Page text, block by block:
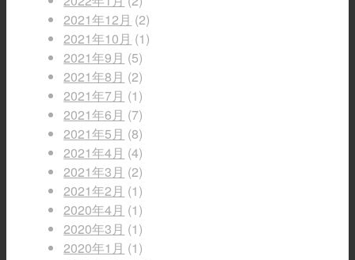
2021年12月 (2)
2021年10月 (1)
2021年9月 (5)
2021年8月 (2)
2021年7月 (1)
2021年6月 (7)
2021年5月 (8)
2021年4月 (4)
2021年3月 (2)
2021年2月 (1)
2020年4月 (1)
2020年3月 (1)
2020年1月 (1)